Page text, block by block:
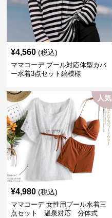
¥4,560 (税込)
ママコーデ プール対応体型カバ
ー水着3点セット縞模様
人気
¥4,980 (税込)
ママコーデ 女性用プール水着三
点セット 温泉対応 分体式